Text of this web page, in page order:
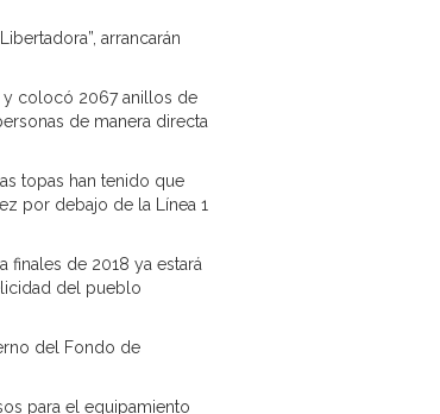
arrancarán
y colocó 2067 anillos de
de manera directa
topas han tenido que
por debajo de la Línea 1
finales de 2018 ya estará
del pueblo
del Fondo de
para el equipamiento